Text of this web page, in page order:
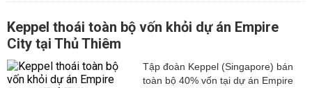
Keppel thoái toàn bộ vốn khỏi dự án Empire
City tại Thủ Thiêm
Tập đoàn Keppel (Singapore) bán
toàn bộ 40% vốn tại dự án Empire